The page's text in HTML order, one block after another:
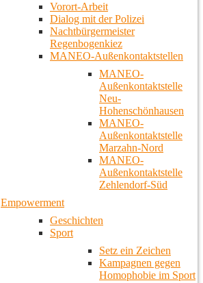
Vorort-Arbeit
Dialog mit der Polizei
Nachtbürgermeister
Regenbogenkiez
MANEO-Außenkontaktstellen
MANEO-
Außenkontaktstelle
Neu-
Hohenschönhausen
MANEO-
Außenkontaktstelle
Marzahn-Nord
MANEO-
Außenkontaktstelle
Zehlendorf-Süd
Empowerment
Geschichten
Sport
Setz ein Zeichen
Kampagnen gegen
Homophobie im Sport